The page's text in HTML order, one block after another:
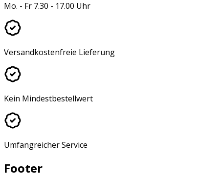
Mo. - Fr 7.30 - 17.00 Uhr
Versandkostenfreie Lieferung
Kein Mindestbestellwert
Umfangreicher Service
Footer